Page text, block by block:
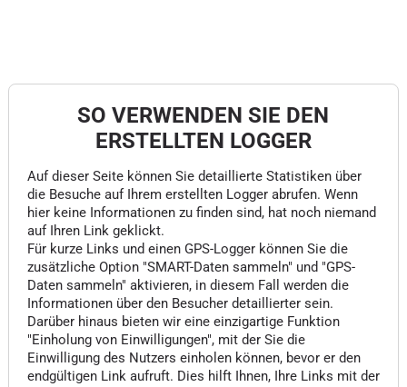
SO VERWENDEN SIE DEN
ERSTELLTEN LOGGER
Auf dieser Seite können Sie detaillierte Statistiken über
die Besuche auf Ihrem erstellten Logger abrufen. Wenn
hier keine Informationen zu finden sind, hat noch niemand
auf Ihren Link geklickt.
Für kurze Links und einen GPS-Logger können Sie die
zusätzliche Option "SMART-Daten sammeln" und "GPS-
Daten sammeln" aktivieren, in diesem Fall werden die
Informationen über den Besucher detaillierter sein.
Darüber hinaus bieten wir eine einzigartige Funktion
"Einholung von Einwilligungen", mit der Sie die
Einwilligung des Nutzers einholen können, bevor er den
endgültigen Link aufruft. Dies hilft Ihnen, Ihre Links mit der